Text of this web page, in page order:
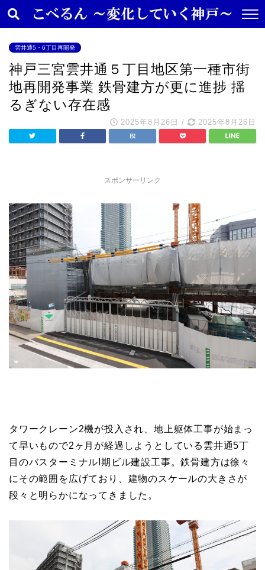
雲井通5・6丁目再開発
神戸三宮雲井通５丁目地区第一種市街
地再開発事業 鉄骨建方が更に進捗 揺
るぎない存在感
2025年8月26日 / 2025年8月26日
スポンサーリンク
タワークレーン2機が投入され、地上躯体工事が始まっ
て早いもので2ヶ月が経過しようとしている雲井通5丁
目のバスターミナルI期ビル建設工事。鉄骨建方は徐々
にその範囲を広げており、建物のスケールの大きさが
段々と明らかになってきました。